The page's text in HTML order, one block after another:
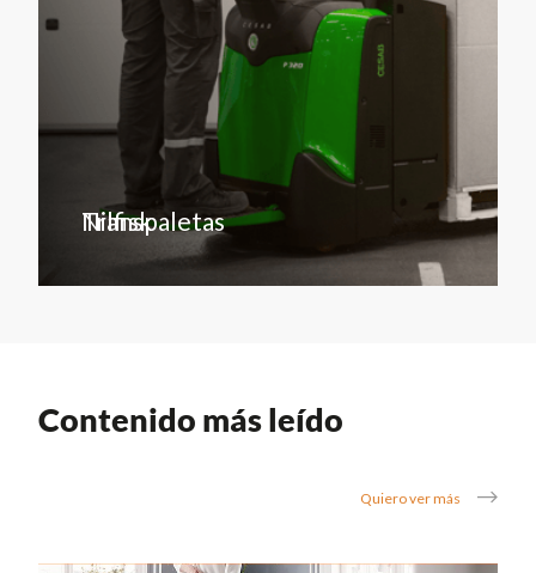
Transpaletas
Nilfisk
Contenido más leído
Quiero ver más